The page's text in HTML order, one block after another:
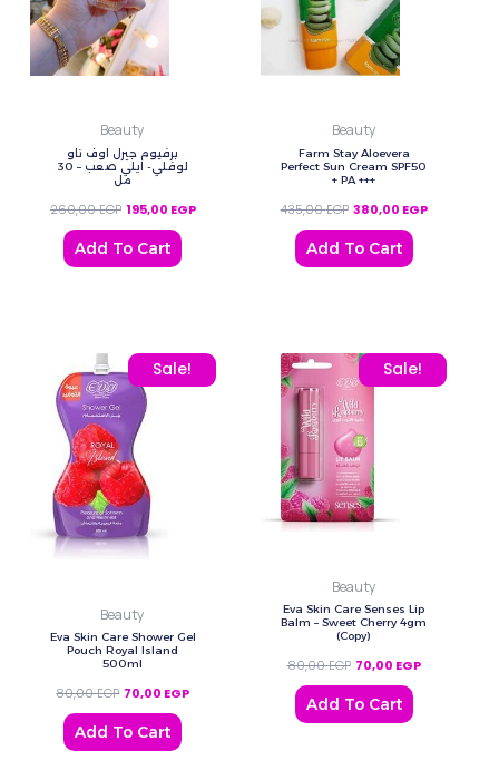
Beauty
برفيوم جيرل اوف ناو
لوفلي- ايلي صعب – 30
مل
260,00EGP 195,00 EGP
Add To Cart
Beauty
Farm Stay Aloevera
Perfect Sun Cream SPF50
+ PA +++
435,00EGP 380,00 EGP
Add To Cart
Sale!
Beauty
Eva Skin Care Shower Gel
Pouch Royal Island
500ml
80,00EGP
Original price was: 80,00 EGP.
70,00 EGP
Current price is: 70,00 EGP.
Add To Cart
Sale!
Beauty
Eva Skin Care Senses Lip
Balm – Sweet Cherry 4gm
(Copy)
80,00EGP
Original price was:
70,00 EGP
Current price
Add To Cart